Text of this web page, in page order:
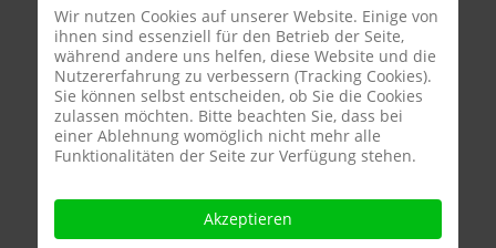
Geschäftsführung: Michael Reiss
Amtsgericht Bamberg HRB 7097
Ust-ID: DE278334067
Steuer-Nr.: 207 136 20239
(soweit keine anderen Quellen angegeben):
Wir nutzen Cookies auf unserer Website. Einige von
ihnen sind essenziell für den Betrieb der Seite,
während andere uns helfen, diese Website und die
Nutzererfahrung zu verbessern (Tracking Cookies).
Sie können selbst entscheiden, ob Sie die Cookies
zulassen möchten. Bitte beachten Sie, dass bei
einer Ablehnung womöglich nicht mehr alle
Funktionalitäten der Seite zur Verfügung stehen.
Akzeptieren